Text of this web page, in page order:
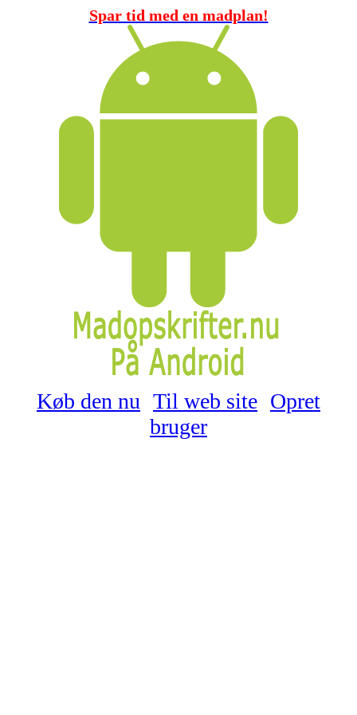
Spar tid med en madplan!
Køb den nu Til web site Opret
bruger